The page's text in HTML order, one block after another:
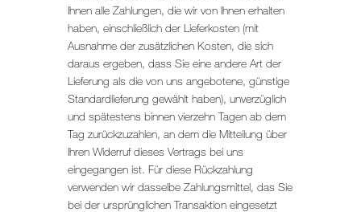
Ihnen alle Zahlungen, die wir von Ihnen erhalten
haben, einschließlich der Lieferkosten (mit
Ausnahme der zusätzlichen Kosten, die sich
daraus ergeben, dass Sie eine andere Art der
Lieferung als die von uns angebotene, günstige
Standardlieferung gewählt haben), unverzüglich
und spätestens binnen vierzehn Tagen ab dem
Tag zurückzuzahlen, an dem die Mitteilung über
Ihren Widerruf dieses Vertrags bei uns
eingegangen ist. Für diese Rückzahlung
verwenden wir dasselbe Zahlungsmittel, das Sie
bei der ursprünglichen Transaktion eingesetzt